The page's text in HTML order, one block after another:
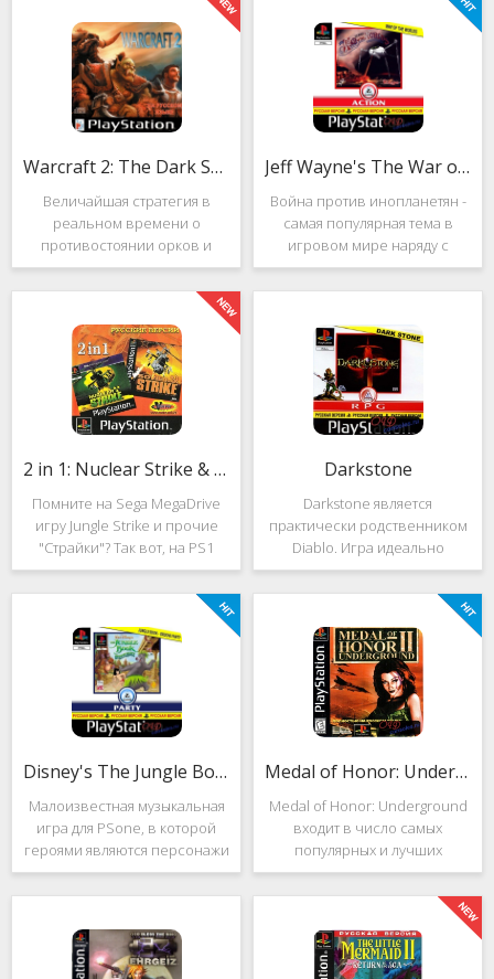
Warcraft 2: The Dark Saga
Величайшая стратегия в
реальном времени о
противостоянии орков и
людей. Warcraft 2: The Dark
Saga рассказывает
классическую историю, в
которой идёт битва за
королевство Азерот в мире
Средневековья с
Jeff Wayne's The War of the Worlds
Война против инопланетян -
самая популярная тема в
игровом мире наряду с
войнами против
террористов и зомби. Здесь
народы объединяются в
борьбе с врагом, Земля
рушится, но
2 in 1: Nuclear Strike & Soviet Strike
Помните на Sega MegaDrive
игру Jungle Strike и прочие
"Страйки"? Так вот, на PS1
данная серия продолжила
своё существование. Вышло
ещё 2 "Страйка", где мы всё
так же управляем вертолётом
и уничтожаем
Darkstone
Darkstone является
практически родственником
Diablo. Игра идеально
подойдёт для тех, кто ищет
альтернативу последнему.
Несмотря на то, что эти 2
игры создавались разными
людьми, Darkstone имеет
общие
Disney's The Jungle Book: Groove Party
Малоизвестная музыкальная
игра для PSone, в которой
героями являются персонажи
"Книги джунглей". Это не
платформер и не Action.
оригинален. Перед стартом
вы будете выбирать песню.
Medal of Honor: Underground
Medal of Honor: Underground
входит в число самых
популярных и лучших
шутеров от первого лица для
Sony Playstation. Эта игра
посвящена Второй мировой
войне. Вы будете играть за
девушку Менон. Являясь